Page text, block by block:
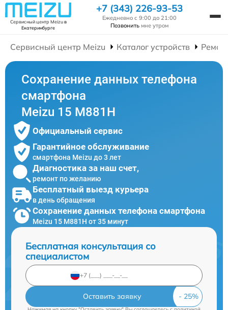
Сервисный центр Meizuв
Екатеринбурге
+7 (343) 226-93-53
Ежедневно с 9:00 до 21:00
Позвонить мне утром
Сервисный центр Meizu Каталог устройств
Сохранение данных телефона
смартфона
Meizu 15 M881H
Официальный сервис
Гарантийное обслуживание
смартфона Meizu до 3 лет
Диагностика за наш счет,
ремонт по желанию
Бесплатный выезд курьера
в день обращения
Сохранение данных телефона смартфона
Meizu 15 M881H от 35 минут
Бесплатная консультация со
специалистом
Оставить заявку